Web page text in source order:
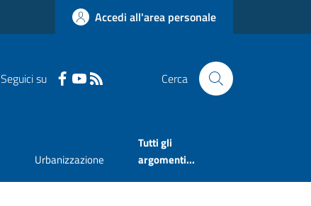
Accedi all'area personale
Seguici su Cerca
Urbanizzazione
Tutti gli
argomenti...